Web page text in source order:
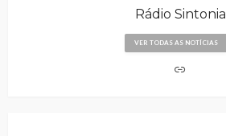
Rádio Sintonia
VER TODAS AS NOTÍCIAS